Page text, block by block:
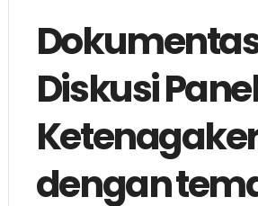
Diskusi
dengan